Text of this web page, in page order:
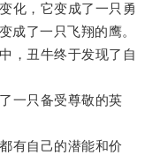
，它变成了一只勇
成了一只飞翔的鹰。
丑牛终于发现了自
一只备受尊敬的英
有自己的潜能和价